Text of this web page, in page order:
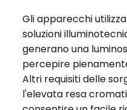
Gli apparecchi
soluzioni
generano una
percepire
Altri requisiti delle
l'elevata resa